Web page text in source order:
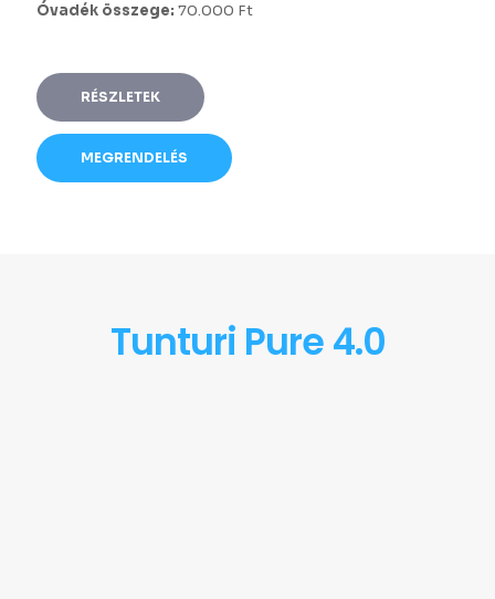
Óvadék összege: 70.000 Ft
RÉSZLETEK
MEGRENDELÉS
Tunturi Pure 4.0